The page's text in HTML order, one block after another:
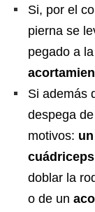
Si, por el
pierna se
pegado a
Si además
despega
motivos:
cuádriceps
doblar la
o de un